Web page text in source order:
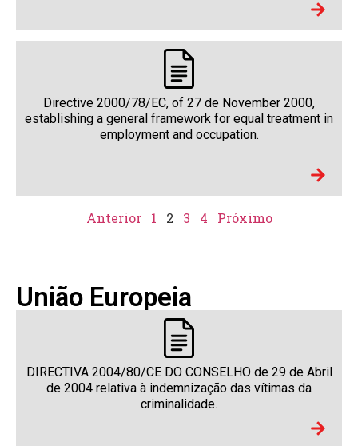
Directive 2000/78/EC, of 27 de November 2000,
establishing a general framework for equal treatment in
employment and occupation.
Anterior 1 2 3 4 Próximo
União Europeia
DIRECTIVA 2004/80/CE DO CONSELHO de 29 de Abril
de 2004 relativa à indemnização das vítimas da
criminalidade.